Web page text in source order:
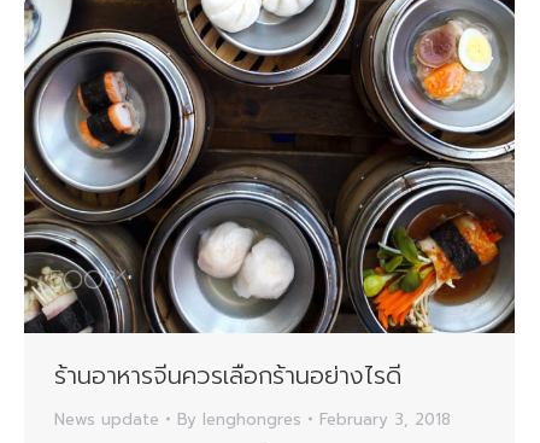
ร้านอาหารจีนควรเลือกร้านอย่างไรดี
News update By lenghongres February 3, 2018